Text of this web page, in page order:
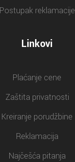
Postupak reklamacije
Linkovi
Plaćanje cene
Zaštita privatnosti
Kreiranje porudžbine
Reklamacija
Najčešća pitanja